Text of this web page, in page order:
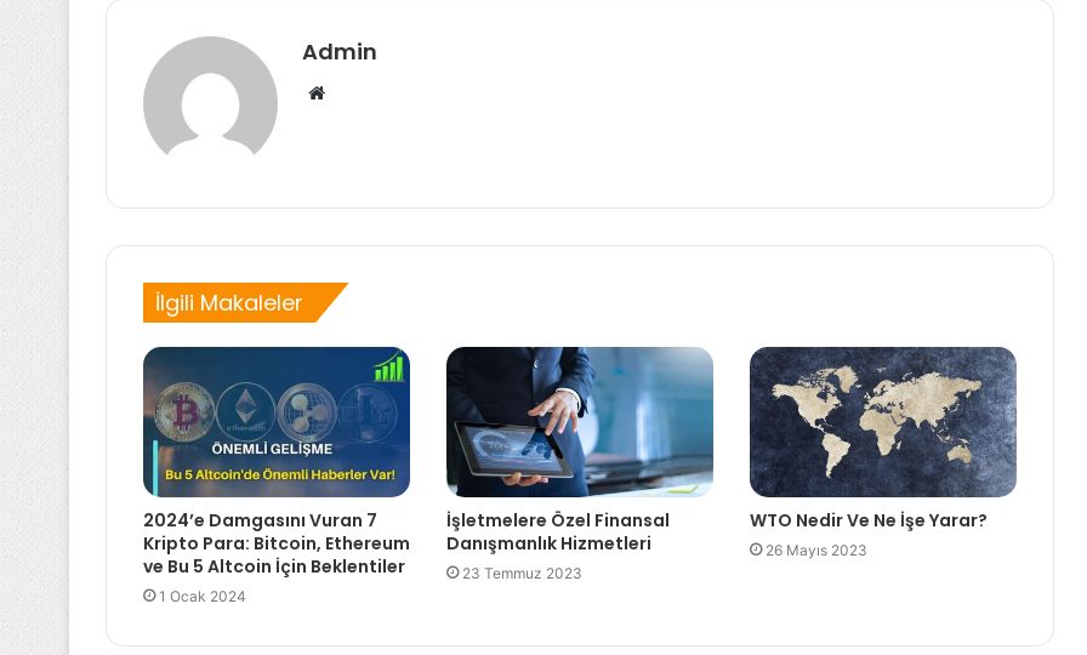
Admin
Web
İlgili Makaleler
2024’e Damgasını Vuran 7
Kripto Para: Bitcoin, Ethereum
ve Bu 5 Altcoin İçin Beklentiler
1 Ocak 2024
İşletmelere Özel Finansal
Danışmanlık Hizmetleri
23 Temmuz 2023
WTO Nedir Ve Ne İşe Yarar?
26 Mayıs 2023